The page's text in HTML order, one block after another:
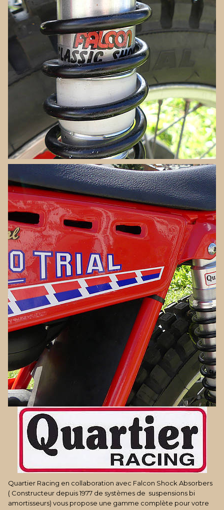
Quartier Racing en collaboration avec Falcon Shock Absorbers
( Constructeur depuis 1977 de systèmes de suspensions bi
amortisseurs) vous propose une gamme complète pour votre